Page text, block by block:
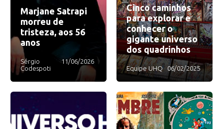
Marjane Satrapi
morreu de
tristeza, aos 56
anos
Sérgio
Codespoti
11/06/2026
Cinco caminhos
para explorar e
conhecer o
gigante universo
dos quadrinhos
Equipe UHQ 06/02/2025